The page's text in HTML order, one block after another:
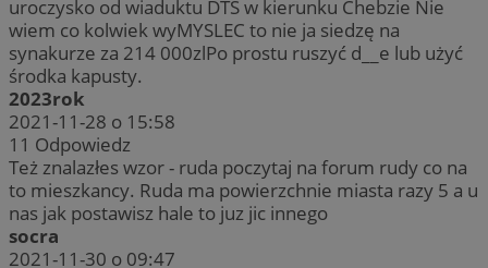
uroczysko od wiaduktu DTŚ w kierunku Chebzie Nie
wiem co kolwiek wyMYSLEC to nie ja siedzę na
synakurze za 214 000zlPo prostu ruszyć d__e lub użyć
środka kapusty.
2023rok
2021-11-28 o 15:58
11 Odpowiedz
Też znalazłes wzor - ruda poczytaj na forum rudy co na
to mieszkancy. Ruda ma powierzchnie miasta razy 5 a u
nas jak postawisz hale to juz jic innego
socra
2021-11-30 o 09:47